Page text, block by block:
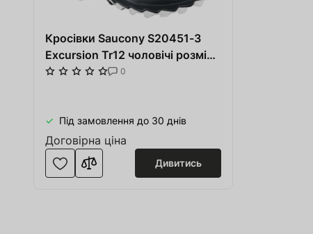
Кросівки Saucony S20451-3
Excursion Tr12 чоловічі розмір
42 (US 8) весна-літо синій/
0
Під замовлення до 30 днів
Договірна ціна
Дивитись